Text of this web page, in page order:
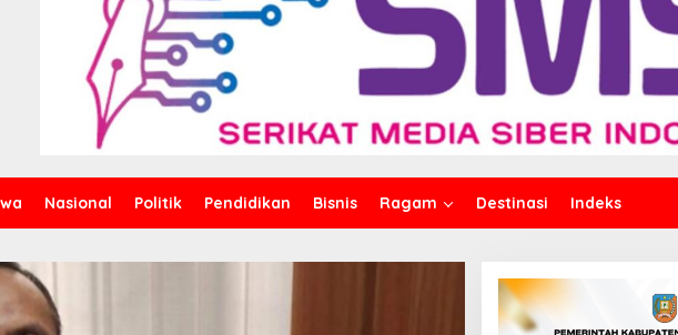
Nasional Politik Pendidikan Bisnis Ragam Destinasi Indeks